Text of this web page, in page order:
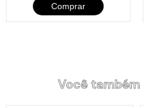
Comprar
Você também